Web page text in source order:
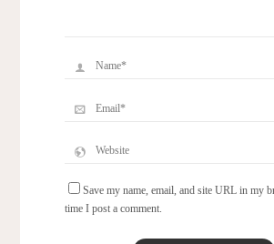
Save my name, email, and site URL in my
time I post a comment.